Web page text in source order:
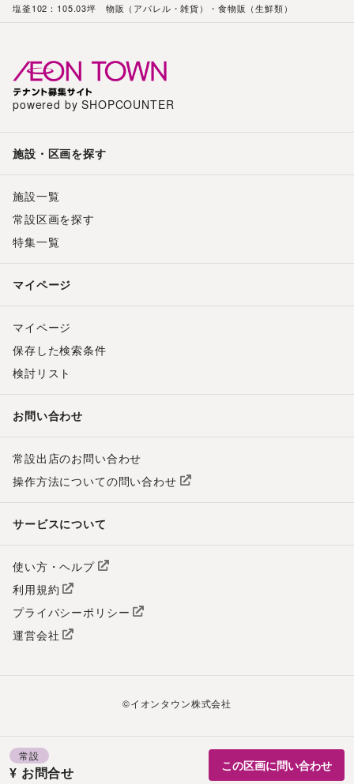
常設
¥ お問合せ この区画に問い合わせ
塩釜102：105.03坪 物販（アパレル・雑貨）・食物販（生鮮類）
powered by SHOPCOUNTER
施設・区画を探す
施設一覧
常設区画を探す
特集一覧
マイページ
マイページ
保存した検索条件
検討リスト
お問い合わせ
常設出店のお問い合わせ
操作方法についての問い合わせ
サービスについて
使い方・ヘルプ
利用規約
プライバシーポリシー
運営会社
©イオンタウン株式会社